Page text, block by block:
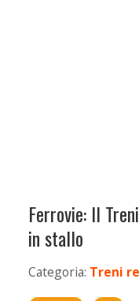
Ferrovie: Il
in stallo
Categoria: Treni